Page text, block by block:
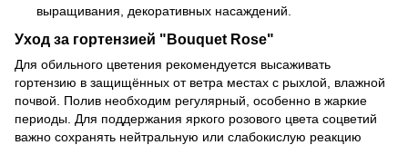
выращивания, декоративных насаждений.
Уход за гортензией "Bouquet Rose"
Для обильного цветения рекомендуется высаживать
гортензию в защищённых от ветра местах с рыхлой, влажной
почвой. Полив необходим регулярный, особенно в жаркие
периоды. Для поддержания яркого розового цвета соцветий
важно сохранять нейтральную или слабокислую реакцию